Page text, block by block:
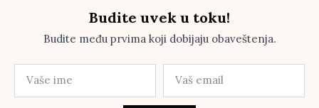
Budite uvek u toku!
Budite među prvima koji dobijaju obaveštenja.